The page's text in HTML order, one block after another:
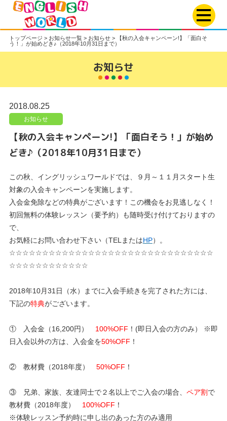
トップページ > お知らせ一覧> お知らせ>
【秋の入会キャンペーン!】「面白そ
う！」が始めどき♪（2018年10月31日まで）
お知らせ
2018.08.25
お知らせ
【秋の入会キャンペーン!】「面白そう！」が始め
どき♪（2018年10月31日まで）
この秋、イングリッシュワールドでは、９月～１１月スタート生
対象の入会キャンペーンを実施します。
入会金免除などの特典がございます！この機会をお見逃しなく！
初回無料の体験レッスン（要予約）も随時受け付けておりますの
で、
お気軽にお問い合わせ下さい（TELまたはHP）。
☆☆☆☆☆☆☆☆☆☆☆☆☆☆☆☆☆☆☆☆☆☆☆☆☆☆☆☆☆☆☆
☆☆☆☆☆☆☆☆☆☆☆☆
2018年10月31日（水）までに入会手続きを完了された方には、
下記の特典がございます。
① 入会金（16,200円） 100%OFF ！(即日入会の方のみ） ※即
日入会以外の方は、入会金を50%OFF ！
② 教材費（2018年度） 50%OFF ！
③ 兄弟、家族、友達同士で２名以上でご入会の場合、 ペア割 で
教材費（2018年度） 100%OFF ！
※体験レッスン予約時に申し出のあった方のみ適用